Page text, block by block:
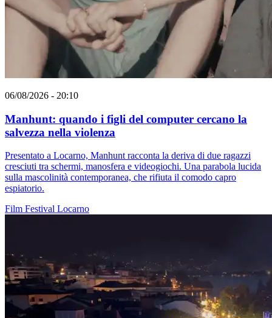
06/08/2026 - 20:10
Manhunt: quando i figli del computer cercano la
salvezza nella violenza
Presentato a Locarno, Manhunt racconta la deriva di due ragazzi
cresciuti tra schermi, manosfera e videogiochi. Una parabola lucida
sulla mascolinità contemporanea, che rifiuta il comodo capro
espiatorio.
Film Festival Locarno